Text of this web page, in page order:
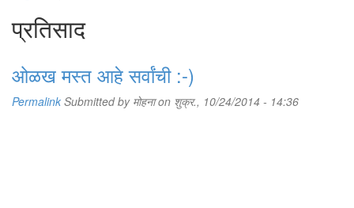
प्रतिसाद
ओळख मस्त आहे सर्वांची :-)
Permalink Submitted by मोहनाon शुक्र., 10/24/2014 - 14:36